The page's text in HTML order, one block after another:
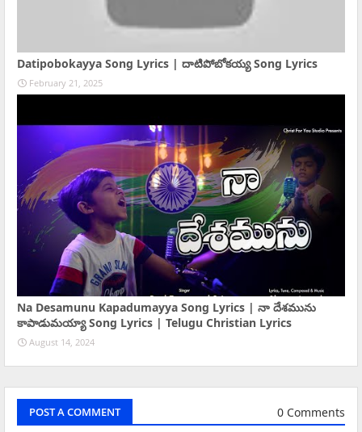
Datipobokayya Song Lyrics | దాటిపోబోకయ్య Song Lyrics
February 21, 2025
Na Desamunu Kapadumayya Song Lyrics | నా దేశమును
కాపాడుమయ్యా Song Lyrics | Telugu Christian Lyrics
August 14, 2024
POST A COMMENT 0 Comments